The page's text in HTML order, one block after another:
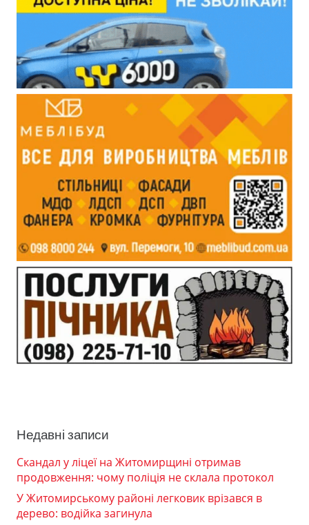
Недавні записи
Скандал у ліцеї на Житомирщині отримав
продовження: чому поліція не склала протокол
У Житомирському районі легковик врізався в
дерево: водійка загинула